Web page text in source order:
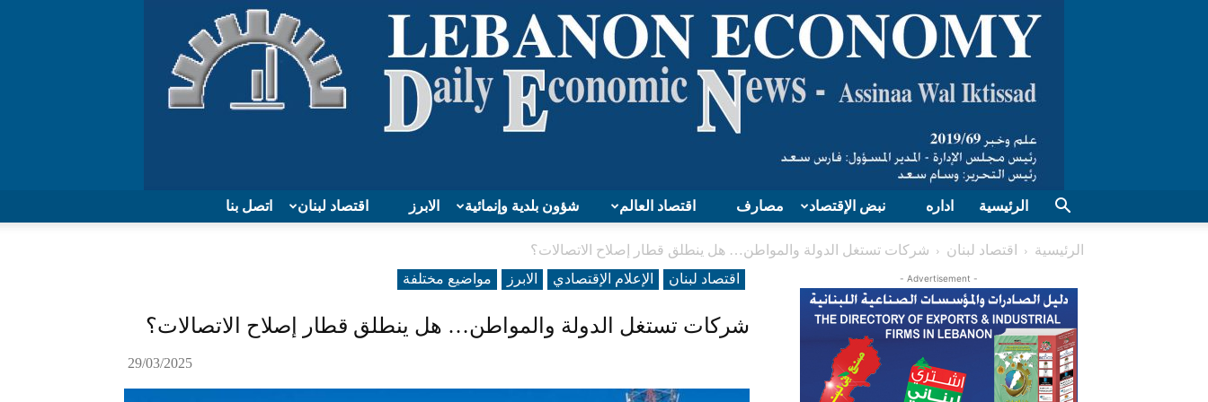
Lebanon
اتصل بنا اقتصاد لبنان الابرز شؤون بلدية وإنمائية اقتصاد العالم مصارف نبض الإقتصاد اداره الرئيسية
الرئيسية اقتصاد لبنان
شركات تستغل الدولة والمواطن… هل ينطلق قطار إصلاح الاتصالات؟
اقتصاد لبنان
الإعلام الإقتصادي الابرز مواضيع مختلفة
شركات تستغل الدولة والمواطن… هل ينطلق قطار إصلاح الاتصالات؟
29/03/2025
- Advertisement -